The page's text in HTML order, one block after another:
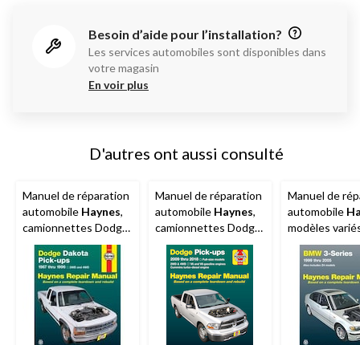
Besoin d’aide pour l’installation?
Les services automobiles sont disponibles dans
votre magasin
En voir plus
D'autres ont aussi consulté
Manuel de réparation
automobile Haynes,
camionnettes Dodge
Dakota 1987 à 1996,
30020
Manuel de réparation
automobile Haynes,
camionnettes Dodge
2009 à 2018, 30043
Manuel de
automobile
modèles